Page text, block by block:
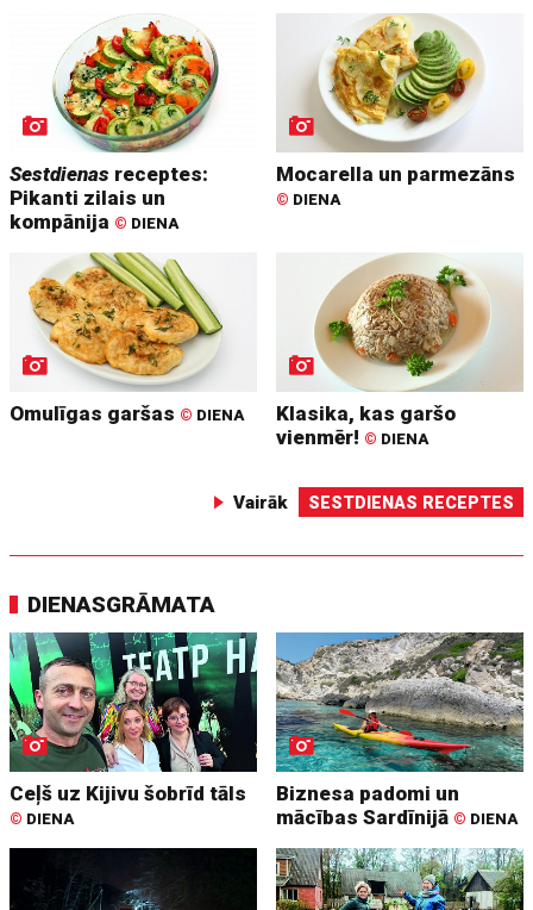
Sestdienas receptes:
Pikanti zilais un
kompānija © DIENA
Mocarella un parmezāns
© DIENA
Omulīgas garšas © DIENA
Klasika, kas garšo
vienmēr! © DIENA
Vairāk SESTDIENAS RECEPTES
DIENASGRĀMATA
Ceļš uz Kijivu šobrīd tāls
© DIENA
Biznesa padomi un
mācības Sardīnijā © DIENA